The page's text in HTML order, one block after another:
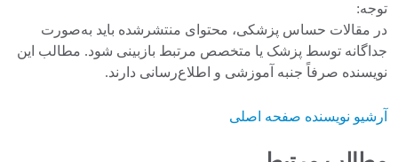
توجه:
در مقالات حساس پزشکی، محتوای منتشرشده باید به‌صورت
جداگانه توسط پزشک یا متخصص مرتبط بازبینی شود. مطالب این
نویسنده صرفاً جنبه آموزشی و اطلاع‌رسانی دارند.
آرشیو نویسنده صفحه اصلی